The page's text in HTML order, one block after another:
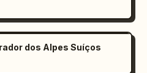
dos Alpes Suíços